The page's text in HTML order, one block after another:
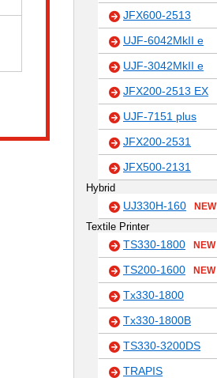
JFX600-2513
UJF-6042MkII e
UJF-3042MkII e
JFX200-2513 EX
UJF-7151 plus
JFX200-2531
JFX500-2131
Hybrid
UJ330H-160 NEW
Textile Printer
TS330-1800 NEW
TS200-1600 NEW
Tx330-1800
Tx330-1800B
TS330-3200DS
TRAPIS